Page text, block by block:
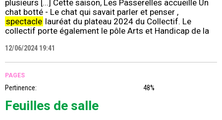
plusieurs [...] Cette saison, Les Passerelles accueille Un
chat botté - Le chat qui savait parler et penser ,
spectacle lauréat du plateau 2024 du Collectif. Le
collectif porte également le pôle Arts et Handicap de la
12/06/2024 19:41
PAGES
Pertinence: 48%
Feuilles de salle